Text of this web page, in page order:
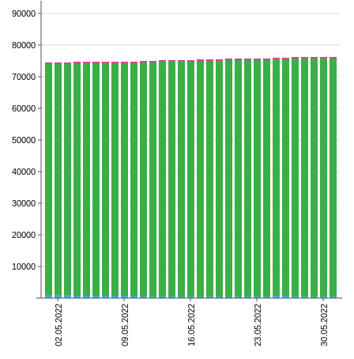
померлі
видужали
хворіють
Всього
02.05.2022 09.05.2022 16.05.2022 23.05.2022 30.05.2022
10000
20000
30000
40000
50000
60000
70000
80000
90000